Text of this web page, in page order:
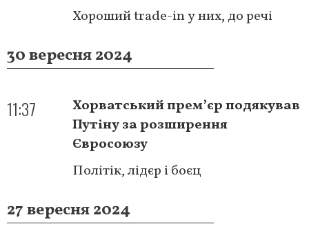
Хороший trade-in у них, до речі
30 вересня 2024
11:37
Хорватський премʼєр подякував
Путіну за розширення
Євросоюзу
Політік, лідєр і боєц
27 вересня 2024